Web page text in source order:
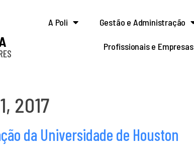
A Poli Gestão e Administração
Profissionais e Empresas
2017
da Universidade de Houston